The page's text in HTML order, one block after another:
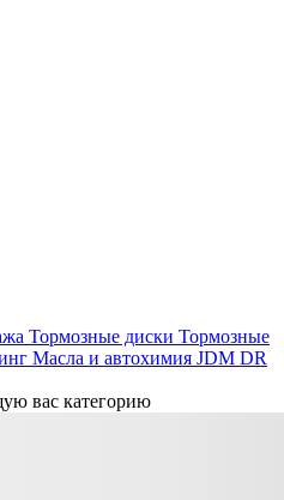
Тормозные диски Тормозные
Масла и автохимия JDM DR
вас категорию